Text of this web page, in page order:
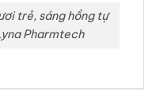
trẻ, sáng hồng tự
Pharmtech